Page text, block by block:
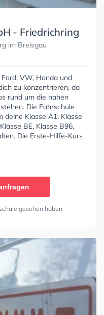
- Friedrichring
im Breisgau
VW, Honda und
zu konzentrieren, da
rund um die nahen
Die Fahrschule
deine Klasse A1, Klasse
BE, Klasse B96,
Die Erste-Hilfe-Kurs
gesehen haben